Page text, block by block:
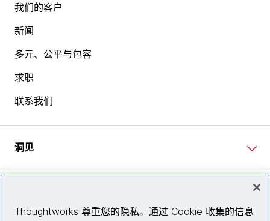
我们的客户
新闻
多元、公平与包容
求职
联系我们
洞见
Thoughtworks 尊重您的隐私。通过 Cookie 收集的信息